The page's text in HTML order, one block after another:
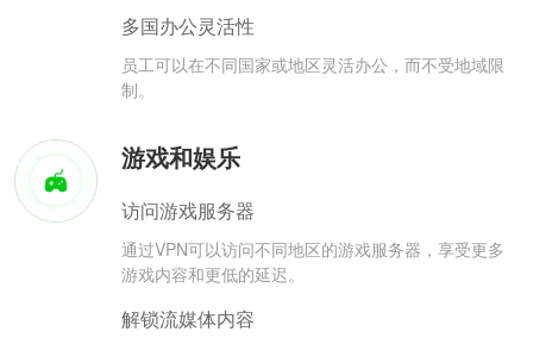
多国办公灵活性
员工可以在不同国家或地区灵活办公，而不受地域限
制。
游戏和娱乐
访问游戏服务器
通过VPN可以访问不同地区的游戏服务器，享受更多
游戏内容和更低的延迟。
解锁流媒体内容